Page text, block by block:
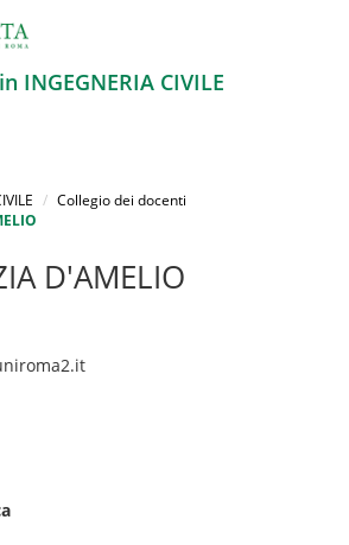
INGEGNERIA CIVILE
Collegio dei docenti
D'AMELIO